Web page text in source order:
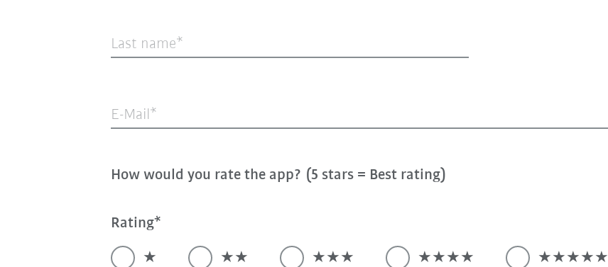
Last name
E-Mail
How would you rate the app? (5 stars = Best rating)
Rating
★ ★★ ★★★ ★★★★ ★★★★★